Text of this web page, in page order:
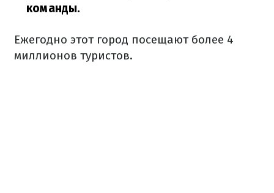
команды.
Ежегодно этот город посещают более 4
миллионов туристов.